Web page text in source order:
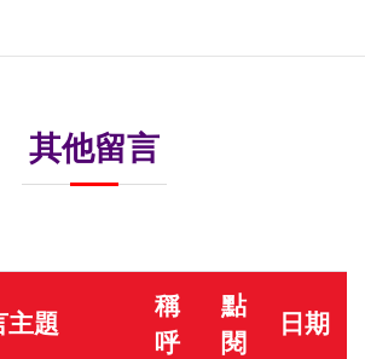
其他留言
主題
稱
呼
點
閱
日期